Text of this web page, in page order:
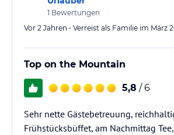
1 Bewertungen
Vor 2 Jahren • Verreist als Familie im März
Top on the Mountain
5,8 / 6
Sehr nette Gästebetreuung,
Frühstücksbüffet, am Nachmittag